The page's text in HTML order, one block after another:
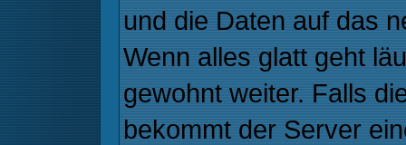
und die Daten auf das
Wenn alles glatt geht
gewohnt weiter. Falls
bekommt der Server